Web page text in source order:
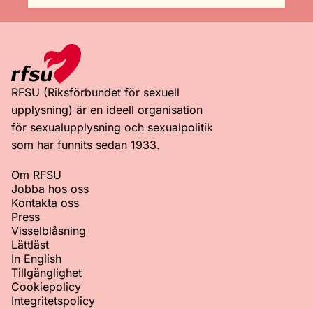
RFSU (Riksförbundet för sexuell
upplysning) är en ideell organisation
för sexualupplysning och sexualpolitik
som har funnits sedan 1933.
Om RFSU
Jobba hos oss
Kontakta oss
Press
Visselblåsning
Lättläst
In English
Tillgänglighet
Cookiepolicy
Integritetspolicy